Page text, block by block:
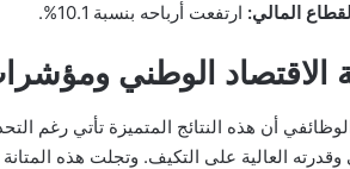
المالي: ارتفعت أرباحه بنسبة 10.1%.
الاقتصاد الوطني
أن هذه النتائج المتميزة تأتي رغم
وقدرته العالية على التكيف. وتجلت هذه المتانة في